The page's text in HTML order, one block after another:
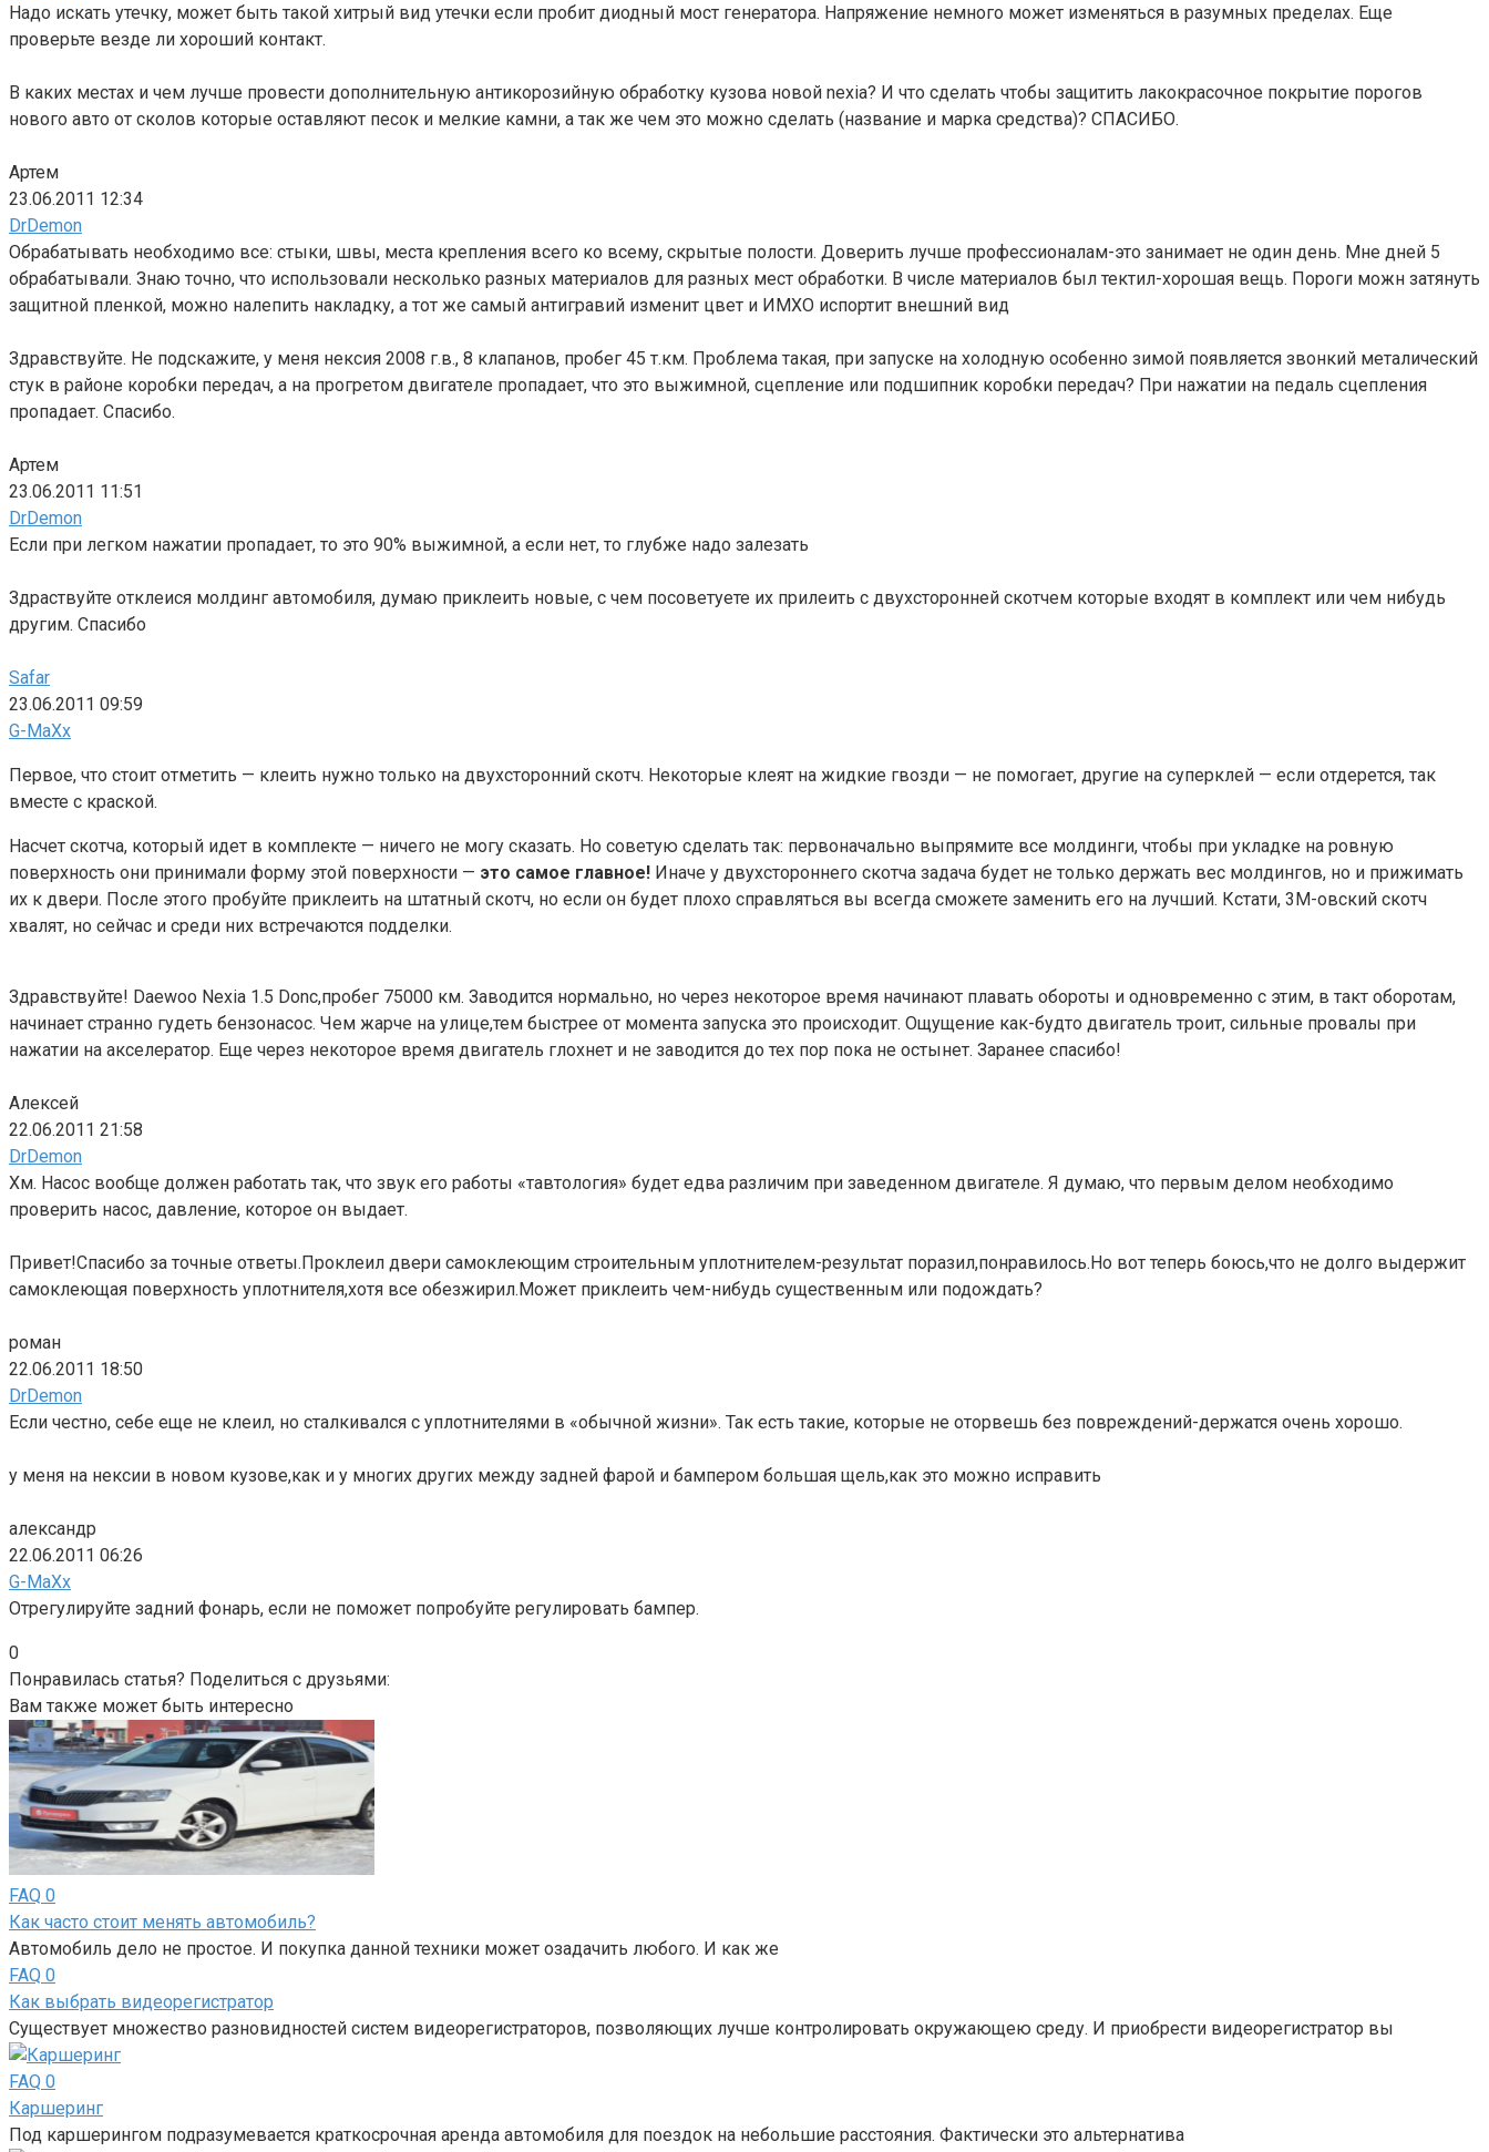
Надо искать утечку, может быть такой хитрый вид утечки если пробит диодный мост генератора. Напряжение немного может изменяться в разумных пределах. Еще
проверьте везде ли хороший контакт.
В каких местах и чем лучше провести дополнительную антикорозийную обработку кузова новой nexia? И что сделать чтобы защитить лакокрасочное покрытие порогов
нового авто от сколов которые оставляют песок и мелкие камни, а так же чем это можно сделать (название и марка средства)? СПАСИБО.
Артем
23.06.2011 12:34
DrDemon
Обрабатывать необходимо все: стыки, швы, места крепления всего ко всему, скрытые полости. Доверить лучше профессионалам-это занимает не один день. Мне дней 5
обрабатывали. Знаю точно, что использовали несколько разных материалов для разных мест обработки. В числе материалов был тектил-хорошая вещь. Пороги можн затянуть
защитной пленкой, можно налепить накладку, а тот же самый антигравий изменит цвет и ИМХО испортит внешний вид
Здравствуйте. Не подскажите, у меня нексия 2008 г.в., 8 клапанов, пробег 45 т.км. Проблема такая, при запуске на холодную особенно зимой появляется звонкий металический
стук в районе коробки передач, а на прогретом двигателе пропадает, что это выжимной, сцепление или подшипник коробки передач? При нажатии на педаль сцепления
пропадает. Спасибо.
Артем
23.06.2011 11:51
DrDemon
Если при легком нажатии пропадает, то это 90% выжимной, а если нет, то глубже надо залезать
Здраствуйте отклеися молдинг автомобиля, думаю приклеить новые, с чем посоветуете их прилеить с двухсторонней скотчем которые входят в комплект или чем нибудь
другим. Спасибо
Safar
23.06.2011 09:59
G-MaXx
Первое, что стоит отметить — клеить нужно только на двухсторонний скотч. Некоторые клеят на жидкие гвозди — не помогает, другие на суперклей — если отдерется, так
вместе с краской.
Насчет скотча, который идет в комплекте — ничего не могу сказать. Но советую сделать так: первоначально выпрямите все молдинги, чтобы при укладке на ровную
поверхность они принимали форму этой поверхности — это самое главное! Иначе у двухстороннего скотча задача будет не только держать вес молдингов, но и прижимать
их к двери. После этого пробуйте приклеить на штатный скотч, но если он будет плохо справляться вы всегда сможете заменить его на лучший. Кстати, 3М-овский скотч
хвалят, но сейчас и среди них встречаются подделки.
Здравствуйте! Daewoo Nexia 1.5 Donc,пробег 75000 км. Заводится нормально, но через некоторое время начинают плавать обороты и одновременно с этим, в такт оборотам,
начинает странно гудеть бензонасос. Чем жарче на улице,тем быстрее от момента запуска это происходит. Ощущение как-будто двигатель троит, сильные провалы при
нажатии на акселератор. Еще через некоторое время двигатель глохнет и не заводится до тех пор пока не остынет. Заранее спасибо!
Алексей
22.06.2011 21:58
DrDemon
Хм. Насос вообще должен работать так, что звук его работы «тавтология» будет едва различим при заведенном двигателе. Я думаю, что первым делом необходимо
проверить насос, давление, которое он выдает.
Привет!Спасибо за точные ответы.Проклеил двери самоклеющим строительным уплотнителем-результат поразил,понравилось.Но вот теперь боюсь,что не долго выдержит
самоклеющая поверхность уплотнителя,хотя все обезжирил.Может приклеить чем-нибудь существенным или подождать?
роман
22.06.2011 18:50
DrDemon
Если честно, себе еще не клеил, но сталкивался с уплотнителями в «обычной жизни». Так есть такие, которые не оторвешь без повреждений-держатся очень хорошо.
у меня на нексии в новом кузове,как и у многих других между задней фарой и бампером большая щель,как это можно исправить
александр
22.06.2011 06:26
G-MaXx
Отрегулируйте задний фонарь, если не поможет попробуйте регулировать бампер.
0
Понравилась статья? Поделиться с друзьями:
Вам также может быть интересно
FAQ 0
Как часто стоит менять автомобиль?
Автомобиль дело не простое. И покупка данной техники может озадачить любого. И как же
FAQ 0
Как выбрать видеорегистратор
Существует множество разновидностей систем видеорегистраторов, позволяющих лучше контролировать окружающею среду. И приобрести видеорегистратор вы
FAQ 0
Каршеринг
Под каршерингом подразумевается краткосрочная аренда автомобиля для поездок на небольшие расстояния. Фактически это альтернатива